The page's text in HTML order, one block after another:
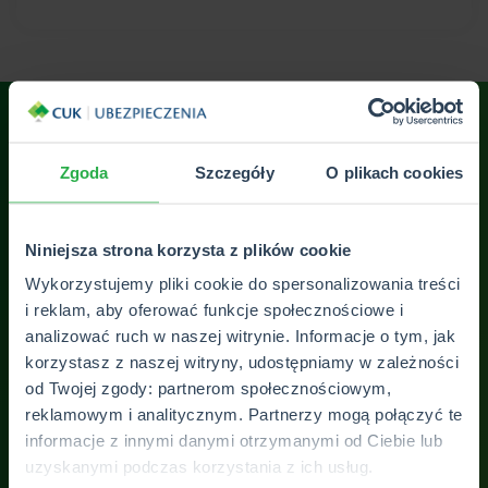
Zgoda Szczegóły O plikach cookies
Niniejsza strona korzysta z plików cookie
Wykorzystujemy pliki cookie do spersonalizowania treści
i reklam, aby oferować funkcje społecznościowe i
analizować ruch w naszej witrynie. Informacje o tym, jak
korzystasz z naszej witryny, udostępniamy w zależności
od Twojej zgody: partnerom społecznościowym,
reklamowym i analitycznym. Partnerzy mogą połączyć te
informacje z innymi danymi otrzymanymi od Ciebie lub
uzyskanymi podczas korzystania z ich usług.
szybka wycena ubezpieczenia. Polecam!!!
Piotr Kolud
ZOBACZ WSZYSTKIE OPINIE